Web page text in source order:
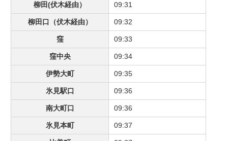
柳田(伏木経由） 09:31
柳田口（伏木経由） 09:32
窪 09:33
窪中央 09:34
伊勢大町 09:35
氷見駅口 09:36
南大町口 09:36
氷見本町 09:37